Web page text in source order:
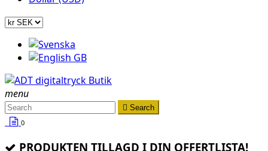
menu
 Search
0
PRODUKTEN TILLAGD I DIN OFFERTLISTA!